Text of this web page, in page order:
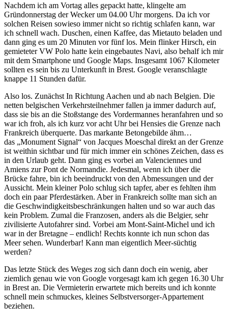
Nachdem ich am Vortag alles gepackt hatte, klingelte am
Gründonnerstag der Wecker um 04.00 Uhr morgens. Da ich vor
solchen Reisen sowieso immer nicht so richtig schlafen kann, war
ich schnell wach. Duschen, einen Kaffee, das Mietauto beladen und
dann ging es um 20 Minuten vor fünf los. Mein flinker Hirsch, ein
gemieteter VW Polo hatte kein eingebautes Navi, also behalf ich mir
mit dem Smartphone und Google Maps. Insgesamt 1067 Kilometer
sollten es sein bis zu Unterkunft in Brest. Google veranschlagte
knappe 11 Stunden dafür.
Also los. Zunächst In Richtung Aachen und ab nach Belgien. Die
netten belgischen Verkehrsteilnehmer fallen ja immer dadurch auf,
dass sie bis an die Stoßstange des Vordermannes heranfahren und so
war ich froh, als ich kurz vor acht Uhr bei Hensies die Grenze nach
Frankreich überquerte. Das markante Betongebilde ähm…
das „Monument Signal“ von Jacques Moeschal direkt an der Grenze
ist weithin sichtbar und für mich immer ein schönes Zeichen, dass es
in den Urlaub geht. Dann ging es vorbei an Valenciennes und
Amiens zur Pont de Normandie. Jedesmal, wenn ich über die
Brücke fahre, bin ich beeindruckt von den Abmessungen und der
Aussicht. Mein kleiner Polo schlug sich tapfer, aber es fehlten ihm
doch ein paar Pferdestärken. Aber in Frankreich sollte man sich an
die Geschwindigkeitsbeschränkungen halten und so war auch das
kein Problem. Zumal die Franzosen, anders als die Belgier, sehr
zivilisierte Autofahrer sind. Vorbei am Mont-Saint-Michel und ich
war in der Bretagne – endlich! Rechts konnte ich nun schon das
Meer sehen. Wunderbar! Kann man eigentlich Meer-süchtig
werden?
Das letzte Stück des Weges zog sich dann doch ein wenig, aber
ziemlich genau wie von Google vorgesagt kam ich gegen 16.30 Uhr
in Brest an. Die Vermieterin erwartete mich bereits und ich konnte
schnell mein schmuckes, kleines Selbstversorger-Appartement
beziehen.